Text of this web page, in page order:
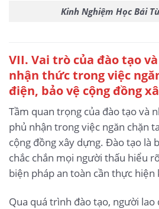
Kinh Nghiệm Học Bái
VII. Vai trò của đào tạo
nhận thức trong việc
điện, bảo vệ cộng đồng
Tầm quan trọng của đào tạo và
phủ nhận trong việc ngăn chặn
cộng đồng xây dựng. Đào tạo là
chắc chắn mọi người thấu hiểu
biện pháp an toàn cần thực
Qua quá trình đào tạo, người